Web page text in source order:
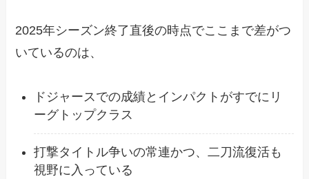
2025年シーズン終了直後の時点でここまで差がつ
いているのは、
ドジャースでの成績とインパクトがすでにリ
ーグトップクラス
打撃タイトル争いの常連かつ、二刀流復活も
視野に入っている